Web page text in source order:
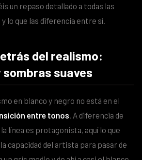
un repaso detallado a todas las
lo que las diferencia entre sí.
del realismo:
suaves
en blanco y negro no está en el
entre tonos . A diferencia de
línea es protagonista, aquí lo que
capacidad del artista para pasar de